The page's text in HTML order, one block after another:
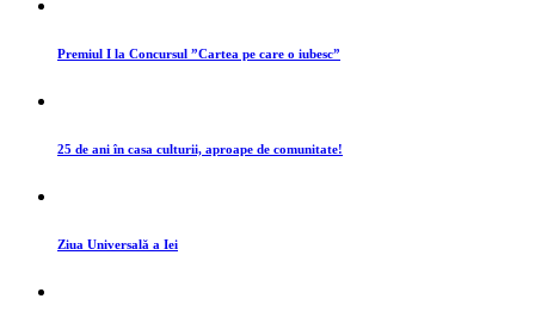
Premiul I la Concursul ”Cartea pe care o iubesc”
25 de ani în casa culturii, aproape de comunitate!
Ziua Universală a Iei